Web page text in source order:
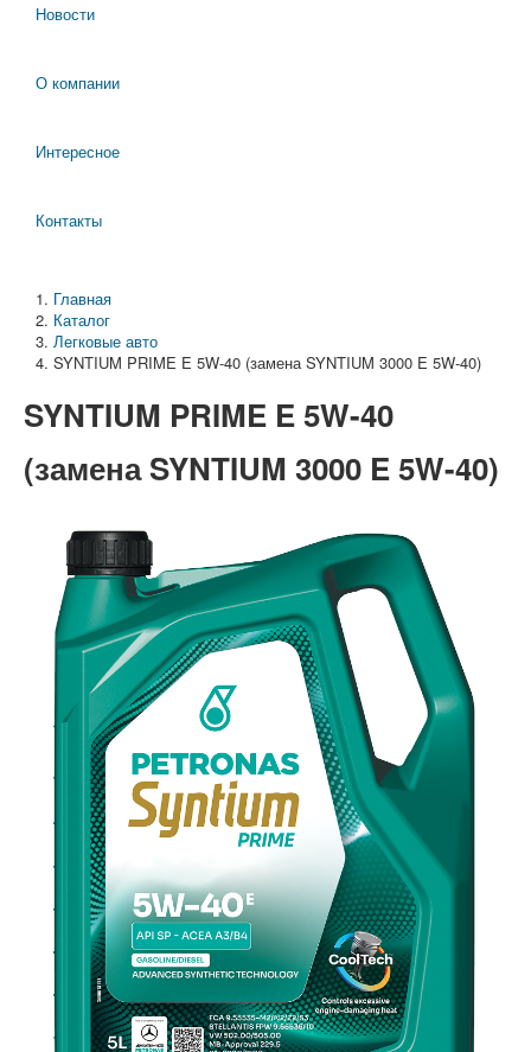
Новости
О компании
Интересное
Контакты
Главная
Каталог
Легковые авто
SYNTIUM PRIME E 5W-40 (замена SYNTIUM 3000 E 5W-40)
SYNTIUM PRIME E 5W-40
(замена SYNTIUM 3000 E 5W-40)